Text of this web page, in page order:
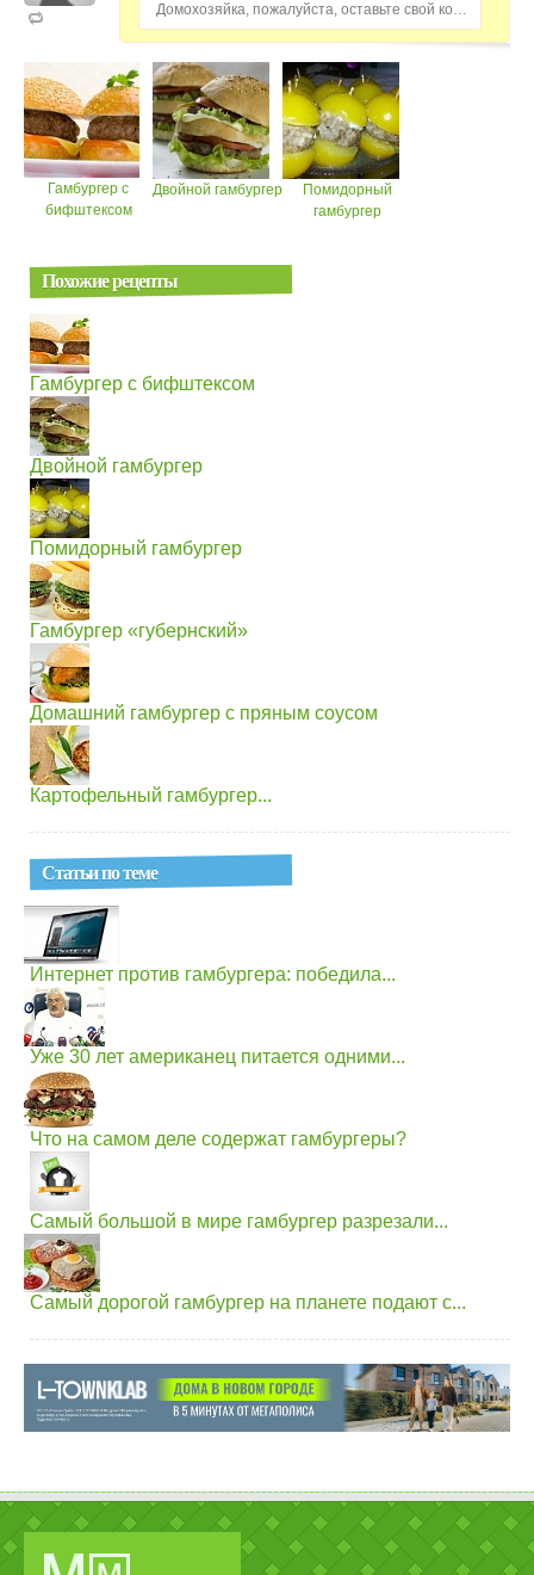
Домохозяйка, пожалуйста, оставьте свой комментарий...
Гамбургер с
бифштексом
Двойной гамбургер
Помидорный
гамбургер
Похожие рецепты
Гамбургер с бифштексом
Двойной гамбургер
Помидорный гамбургер
Гамбургер «губернский»
Домашний гамбургер с пряным соусом
Картофельный гамбургер...
Статьи по теме
Интернет против гамбургера: победила...
Уже 30 лет американец питается одними...
Что на самом деле содержат гамбургеры?
Самый большой в мире гамбургер разрезали...
Самый дорогой гамбургер на планете подают с...